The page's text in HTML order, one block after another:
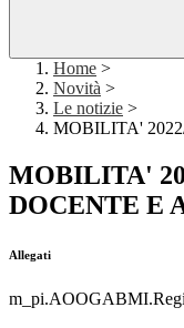
Home >
Novità >
Le notizie >
MOBILITA'
MOBILITA'
DOCENTE E
Allegati